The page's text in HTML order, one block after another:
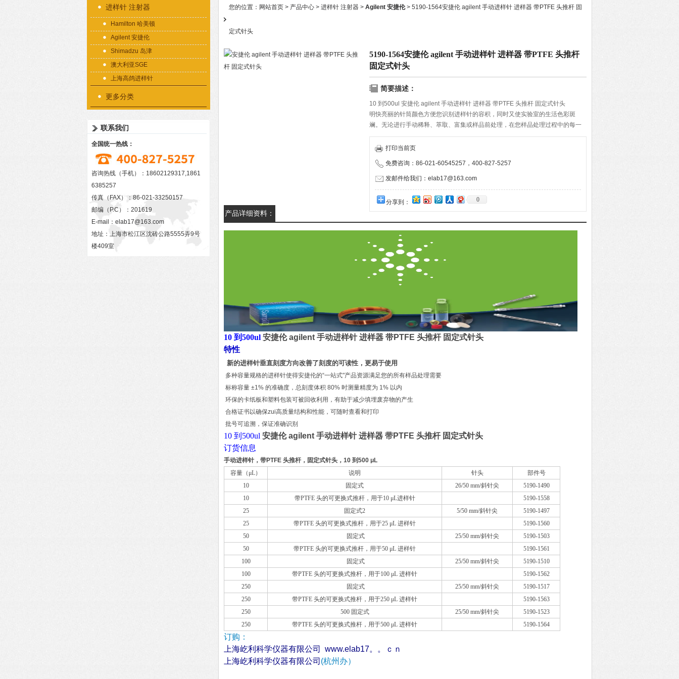
进样针 注射器
Hamilton 哈美顿
Agilent 安捷伦
Shimadzu 岛津
澳大利亚SGE
上海高鸽进样针
更多分类
联系我们
全国统一热线：
咨询热线（手机）：18602129317,1861
6385257
传真（FAX）：86-021-33250157
邮编（P.C）：201619
E-mail： elab17@163.com
地址：上海市松江区沈砖公路5555弄9号
楼409室
您的位置： 网站首页 > 产品中心 > 进样针 注射器 > Agilent 安捷伦> 5190-1564安捷伦 agilent 手动进样针 进样器 带PTFE 头推杆 固
定式针头
5190-1564安捷伦 agilent 手动进样针 进样器 带PTFE 头推杆
固定式针头
简要描述：
10 到500ul 安捷伦 agilent 手动进样针 进样器 带PTFE 头推杆 固定式针头
明快亮丽的针筒颜色方便您识别进样针的容积，同时又使实验室的生活色彩斑
斓。无论进行手动稀释、萃取、富集或样品前处理，在您样品处理过程中的每一
步，我们的手动进样针都能为您提供方便，同时提高效率。每种规格均以压印在
玻璃针筒显著位置上的不同颜色表示，便于快速识别。
打印当前页
免费咨询：86-021-60545257，400-827-5257
发邮件给我们：elab17@163.com
分享到： 0
产品详细资料：
10 到500ul 安捷伦 agilent 手动进样针 进样器 带PTFE 头推杆 固定式针头
特性
新的进样针垂直刻度方向改善了刻度的可读性，更易于使用
多种容量规格的进样针使得安捷伦的“一站式"产品资源满足您的所有样品处理需要
标称容量 ±1% 的准确度，总刻度体积 80% 时测量精度为 1% 以内
环保的卡纸板和塑料包装可被回收利用，有助于减少填埋废弃物的产生
合格证书以确保zui高质量结构和性能，可随时查看和打印
批号可追溯，保证准确识别
10 到500ul 安捷伦 agilent 手动进样针 进样器 带PTFE 头推杆 固定式针头
订货信息
手动进样针，带PTFE 头推杆，固定式针头，10 到500 μL
容量（μL）
说明 针头
部件号
10
固定式 26/50 mm/斜针尖
5190-1490
10
带PTFE 头的可更换式推杆，用于10 μL进样针
5190-1558
25
固定式2 5/50 mm/斜针尖
5190-1497
25
带PTFE 头的可更换式推杆，用于25 μL 进样针
5190-1560
50
固定式 25/50 mm/斜针尖
5190-1503
50
带PTFE 头的可更换式推杆，用于50 μL 进样针
5190-1561
100
固定式 25/50 mm/斜针尖
5190-1510
100
带PTFE 头的可更换式推杆，用于100 μL 进样针
5190-1562
250
固定式 25/50 mm/斜针尖
5190-1517
250
带PTFE 头的可更换式推杆，用于250 μL 进样针
5190-1563
250
500 固定式 25/50 mm/斜针尖
5190-1523
250
带PTFE 头的可更换式推杆，用于500 μL 进样针 5190-1564
订购：
上海屹利科学仪器有限公司
www.elab17。。ｃｎ
上海屹利科学仪器有限公司 (杭州办）